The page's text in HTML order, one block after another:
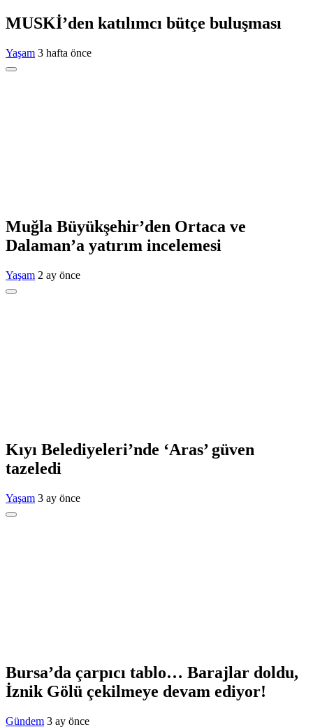
MUSKİ’den katılımcı bütçe buluşması
Yaşam 3 hafta önce
Muğla Büyükşehir’den Ortaca ve
Dalaman’a yatırım incelemesi
Yaşam 2 ay önce
Kıyı Belediyeleri’nde ‘Aras’ güven
tazeledi
Yaşam 3 ay önce
Bursa’da çarpıcı tablo… Barajlar doldu,
İznik Gölü çekilmeye devam ediyor!
Gündem 3 ay önce